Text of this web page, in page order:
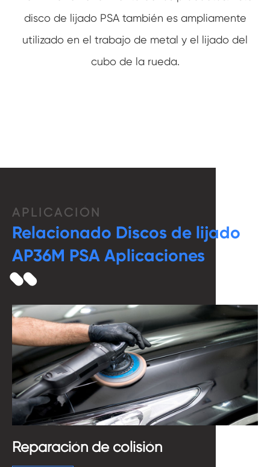
disco de lijado PSA también es ampliamente
utilizado en el trabajo de metal y el lijado del
cubo de la rueda.
APLICACIÓN
Relacionado Discos de lijado
AP36M PSA Aplicaciones
Reparación de colisión